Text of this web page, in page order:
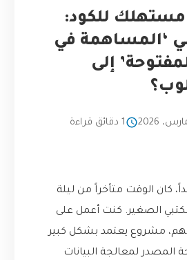
للكود:
‘المساهمة في
إلى
1 دقائق قراءة
كان الوقت متأخراً من ليلة
الصغير. كنت أعمل على
مشروع يعتمد بشكل كبير
المصدر لمعالجة البيانات